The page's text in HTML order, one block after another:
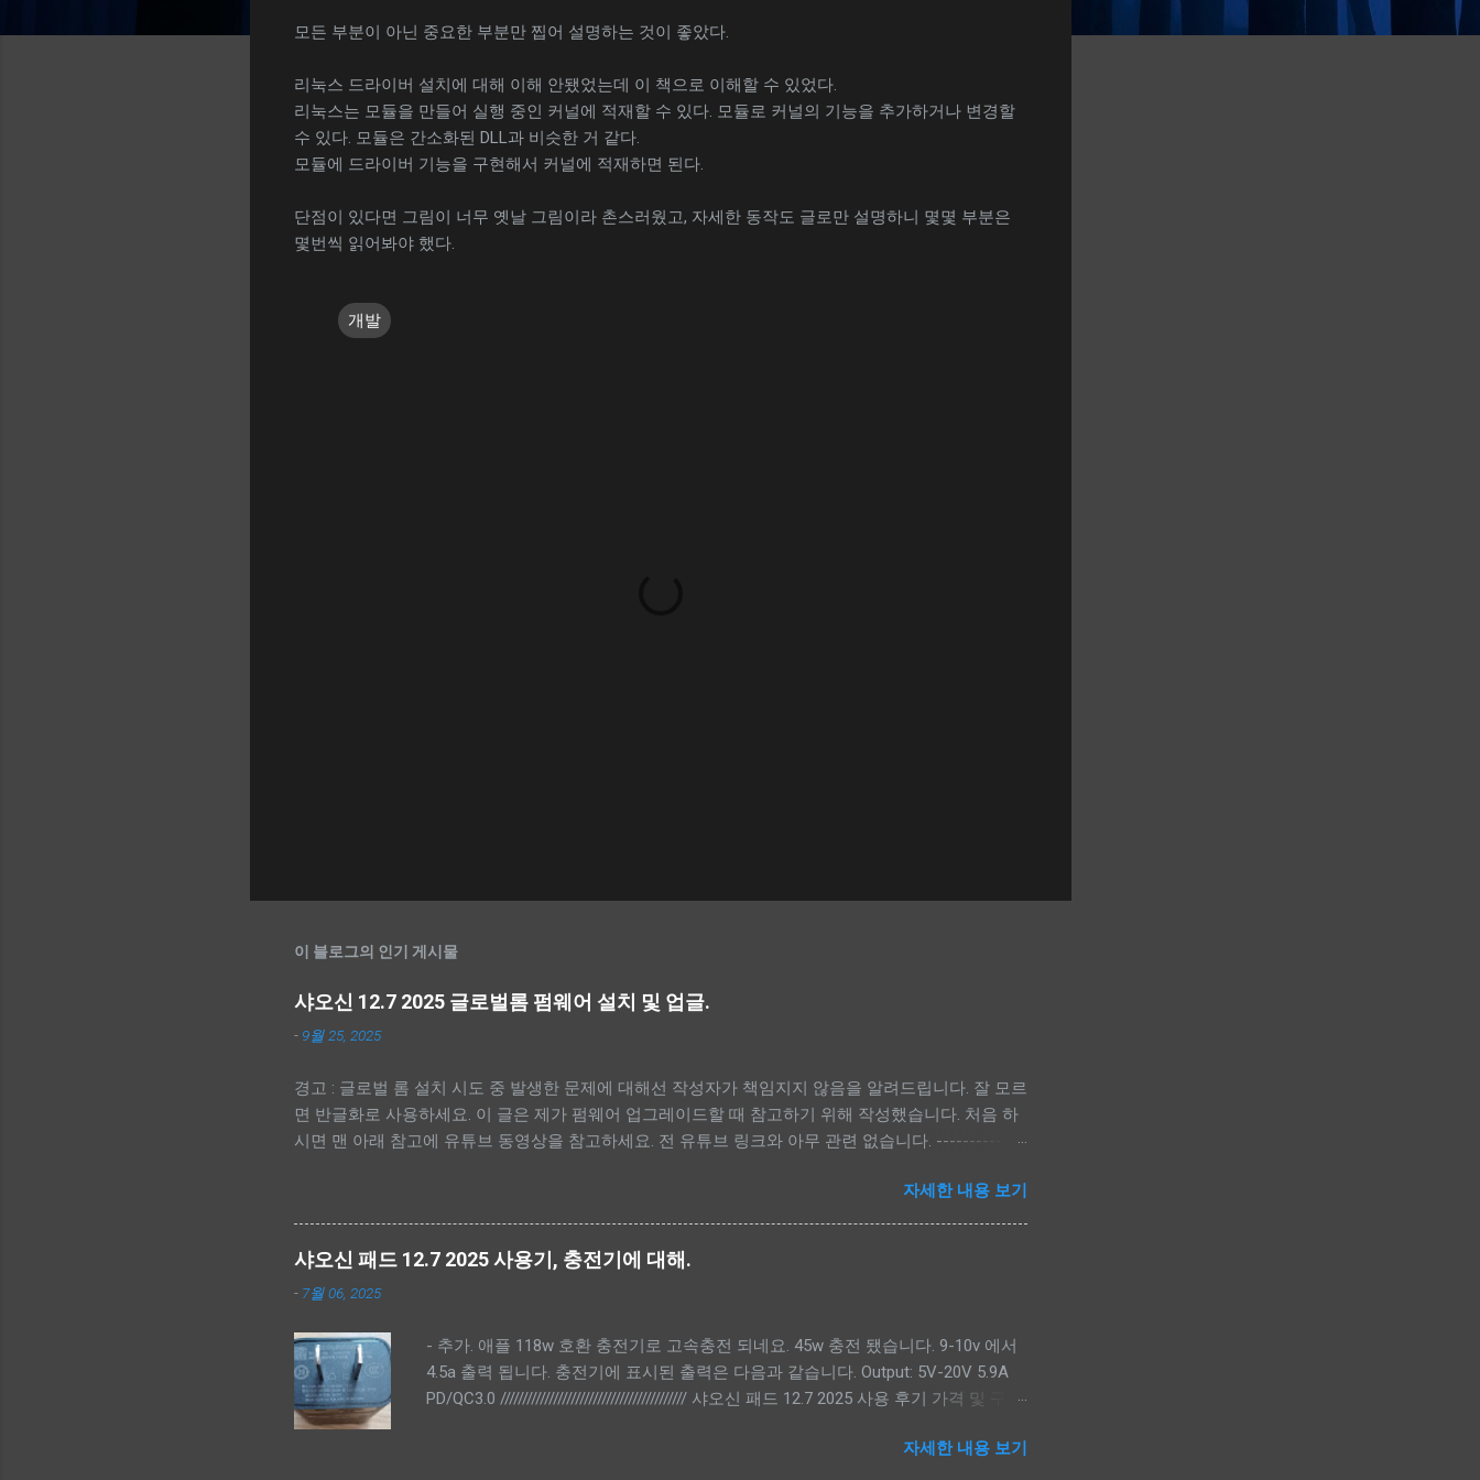
모든 부분이 아닌 중요한 부분만 찝어 설명하는 것이 좋았다.
리눅스 드라이버 설치에 대해 이해 안됐었는데 이 책으로 이해할 수 있었다.
리눅스는 모듈을 만들어 실행 중인 커널에 적재할 수 있다. 모듈로 커널의 기능을 추가하거나 변경할
수 있다. 모듈은 간소화된 DLL과 비슷한 거 같다.
모듈에 드라이버 기능을 구현해서 커널에 적재하면 된다.
단점이 있다면 그림이 너무 옛날 그림이라 촌스러웠고, 자세한 동작도 글로만 설명하니 몇몇 부분은
몇번씩 읽어봐야 했다.
개발
이 블로그의 인기 게시물
샤오신 12.7 2025 글로벌롬 펌웨어 설치 및 업글.
- 9월 25, 2025
경고 : 글로벌 롬 설치 시도 중 발생한 문제에 대해선 작성자가 책임지지 않음을 알려드립니다. 잘 모르
면 반글화로 사용하세요. 이 글은 제가 펌웨어 업그레이드할 때 참고하기 위해 작성했습니다. 처음 하
시면 맨 아래 참고에 유튜브 동영상을 참고하세요. 전 유튜브 링크와 아무 관련 없습니다. -------------
Driver 설치. - scatter 파일 적용.(<펌웨어 폴더>\image) - 펌웨어 백업. - 샤오신 복구모드로 켜기.(볼륨
상 버튼) - 펌웨어 툴 실행. (SPFlashToolV6.exe) - Download-XML, Authentication 파일 선택.<펌웨어
폴더>\image\download_agent\flash.xml, <펌웨어 폴더>\image\da.auth - lk_a, lk_b, dtbo_a, dtbo_b
체크해제, 업그레이드는 userdata 체크해제. - Auto Reboot 체크 후 Download 버튼 클릭. --------------
------------- - 펌웨어 다운로드. --------------------------- 아래 2가지 방법중에 하나를 선택해 다운로
https://mirrors.lolinet.com/firmware/lenowow/2024/Idea_Tab_Pro_2024/TB373FU/ -- lenovo
software fix https://pcsupport.lenovo.com/py/ko/rescue-and-smart-assistant 로그인 후 아래 단계로
펌웨어를 다운로드 받으세요. Rescue - Input Serial Number - HAHAHAHA 입력 - Select your model
from a list - TB373FU 검색 다운로드 받은 펌웨어 위치. 폴더는 soft...
자세한 내용 보기
샤오신 패드 12.7 2025 사용기, 충전기에 대해.
- 7월 06, 2025
- 추가. 애플 118w 호환 충전기로 고속충전 되네요. 45w 충전 됐습니다. 9-10v 에서
4.5a 출력 됩니다. 충전기에 표시된 출력은 다음과 같습니다. Output: 5V-20V 5.9A
PD/QC3.0 ////////////////////////////////////////// 샤오신 패드 12.7 2025 사용 후기 가격 및 구성
전체적으로 마감과 외관이 매우 우수합니다. - 성능 아이패드 2024 에어 13 M2와 비
자세한 내용 보기